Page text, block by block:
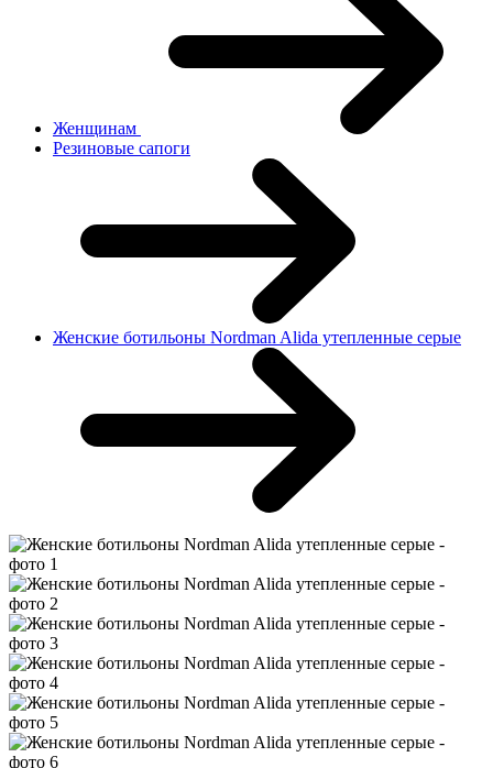
Женщинам
Резиновые сапоги
Женские ботильоны Nordman Alida утепленные серые